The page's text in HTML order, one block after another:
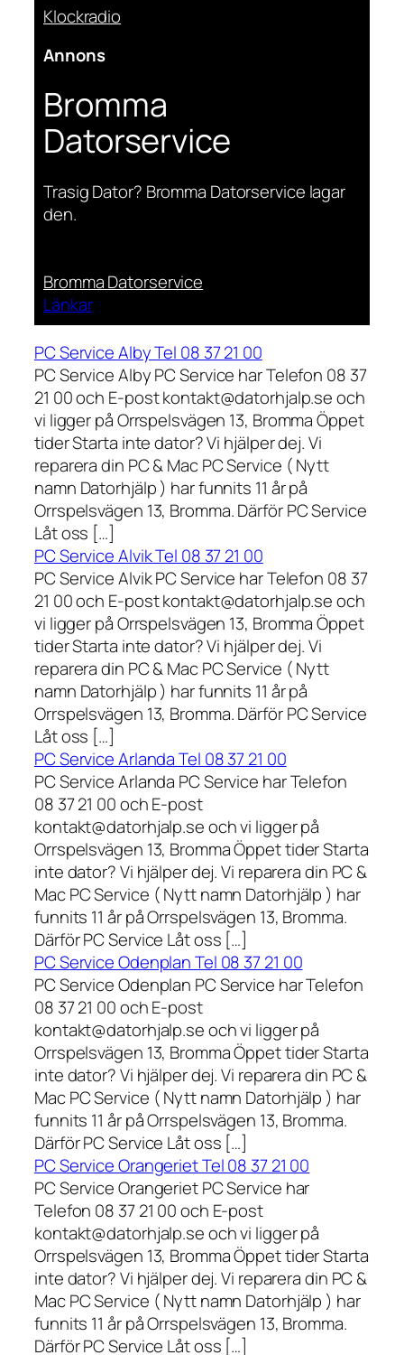
Klockradio
Annons
Bromma
Datorservice
Trasig Dator? Bromma Datorservice lagar
den.
Bromma Datorservice
Länkar
PC Service Alby Tel 08 37 21 00
PC Service Alby PC Service har Telefon 08 37
21 00 och E-post kontakt@datorhjalp.se och
vi ligger på Orrspelsvägen 13, Bromma Öppet
tider Starta inte dator? Vi hjälper dej. Vi
reparera din PC & Mac PC Service ( Nytt
namn Datorhjälp ) har funnits 11 år på
Orrspelsvägen 13, Bromma. Därför PC Service
Låt oss […]
PC Service Alvik Tel 08 37 21 00
PC Service Alvik PC Service har Telefon 08 37
21 00 och E-post kontakt@datorhjalp.se och
vi ligger på Orrspelsvägen 13, Bromma Öppet
tider Starta inte dator? Vi hjälper dej. Vi
reparera din PC & Mac PC Service ( Nytt
namn Datorhjälp ) har funnits 11 år på
Orrspelsvägen 13, Bromma. Därför PC Service
Låt oss […]
PC Service Arlanda Tel 08 37 21 00
PC Service Arlanda PC Service har Telefon
08 37 21 00 och E-post
kontakt@datorhjalp.se och vi ligger på
Orrspelsvägen 13, Bromma Öppet tider Starta
inte dator? Vi hjälper dej. Vi reparera din PC &
Mac PC Service ( Nytt namn Datorhjälp ) har
funnits 11 år på Orrspelsvägen 13, Bromma.
Därför PC Service Låt oss […]
PC Service Odenplan Tel 08 37 21 00
PC Service Odenplan PC Service har Telefon
08 37 21 00 och E-post
kontakt@datorhjalp.se och vi ligger på
Orrspelsvägen 13, Bromma Öppet tider Starta
inte dator? Vi hjälper dej. Vi reparera din PC &
Mac PC Service ( Nytt namn Datorhjälp ) har
funnits 11 år på Orrspelsvägen 13, Bromma.
Därför PC Service Låt oss […]
PC Service Orangeriet Tel 08 37 21 00
PC Service Orangeriet PC Service har
Telefon 08 37 21 00 och E-post
kontakt@datorhjalp.se och vi ligger på
Orrspelsvägen 13, Bromma Öppet tider Starta
inte dator? Vi hjälper dej. Vi reparera din PC &
Mac PC Service ( Nytt namn Datorhjälp ) har
funnits 11 år på Orrspelsvägen 13, Bromma.
Därför PC Service Låt oss […]